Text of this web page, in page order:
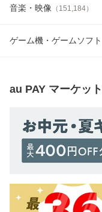
音楽・映像 （ 151,184）
ゲーム機・ゲームソフト
au PAY マーケット